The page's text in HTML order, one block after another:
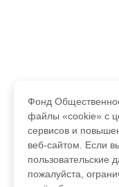
Фонд
файлы «cookie» с
сервисов и
веб-сайтом. Если
пользовательские
пожалуйста,